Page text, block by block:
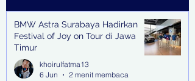
BMW Astra Surabaya Hadirkan
Festival of Joy on Tour di Jawa
Timur
khoirulfatma13
6 Jun
2 menit membaca